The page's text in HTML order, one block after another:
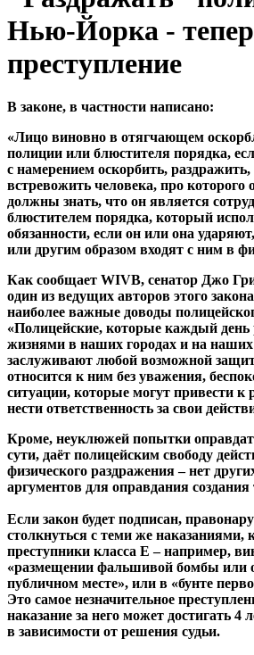
Нью-Йорка -
преступление
В законе, в частности написано:
«Лицо виновно в отягчающем
полиции или блюстителя порядка,
с намерением оскорбить,
встревожить человека, про которого
должны знать, что он является
блюстителем порядка, который
обязанности, если он или она
или другим образом входят с ним в
Как сообщает WIVB, сенатор Джо
один из ведущих авторов этого
наиболее важные доводы
«Полицейские, которые каждый
жизнями в наших городах и на наших
заслуживают любой возможной
относится к ним без уважения,
ситуации, которые могут привести
нести ответственность за свои
Кроме, неуклюжей попытки
сути, даёт полицейским свободу
физического раздражения – нет
аргументов для оправдания создания
Если закон будет подписан,
столкнуться с теми же наказаниями,
преступники класса Е – например,
«размещении фальшивой бомбы или
публичном месте», или в «бунте
Это самое незначительное
наказание за него может достигать
в зависимости от решения судьи.